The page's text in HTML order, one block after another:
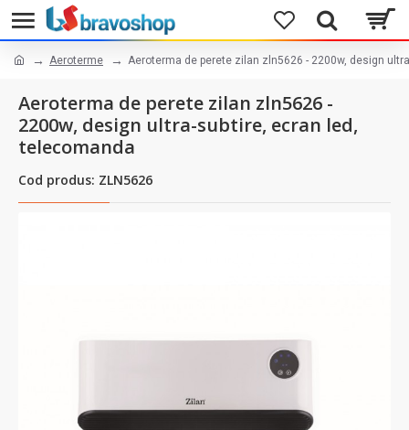
Aeroterme Aeroterma de perete zilan zln5626 - 2200w, design
Aeroterma de perete zilan zln5626 -
2200w, design ultra-subtire, ecran led,
telecomanda
Cod produs: ZLN5626